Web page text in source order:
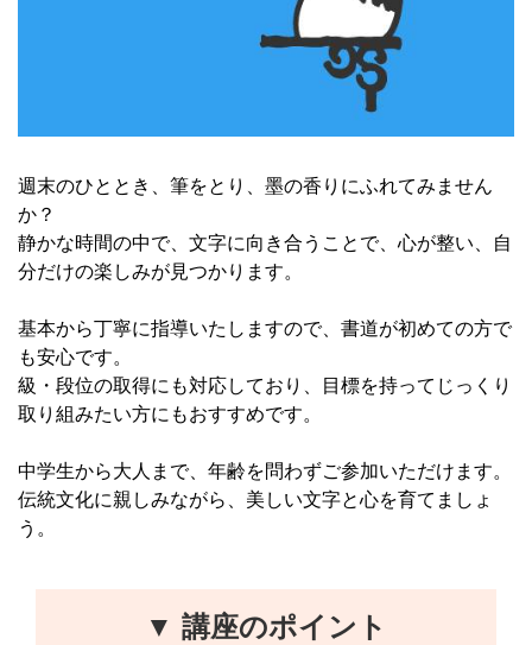
週末のひととき、筆をとり、墨の香りにふれてみません
か？
静かな時間の中で、文字に向き合うことで、心が整い、自
分だけの楽しみが見つかります。
基本から丁寧に指導いたしますので、書道が初めての方で
も安心です。
級・段位の取得にも対応しており、目標を持ってじっくり
取り組みたい方にもおすすめです。
中学生から大人まで、年齢を問わずご参加いただけます。
伝統文化に親しみながら、美しい文字と心を育てましょ
う。
▼ 講座のポイント